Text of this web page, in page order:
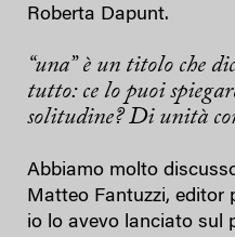
Roberta Dapunt.
“una”è un titolo che
tutto: ce lo puoi
solitudine? Di unità
Abbiamo molto
Matteo Fantuzzi, editor
io lo avevo lanciato sul